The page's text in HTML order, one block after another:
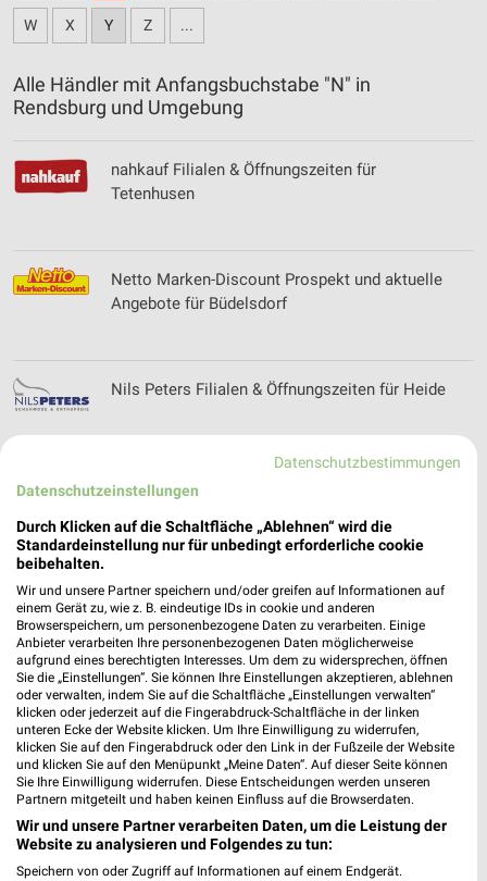
W X Y Z ...
Alle Händler mit Anfangsbuchstabe "N" in
Rendsburg und Umgebung
nahkauf Filialen & Öffnungszeiten für
Tetenhusen
Netto Marken-Discount Prospekt und aktuelle
Angebote für Büdelsdorf
Nils Peters Filialen & Öffnungszeiten für Heide
NKD Online Prospekt für Schleswig
Nordsee Prospekte & Aktionen für Kiel
NORTEX Online Prospekt für Neumünster
Datenschutzbestimmungen
Datenschutzeinstellungen
Durch Klicken auf die Schaltfläche „Ablehnen“ wird die
Standardeinstellung nur für unbedingt erforderliche cookie
beibehalten.
Wir und unsere Partner speichern und/oder greifen auf Informationen auf
einem Gerät zu, wie z. B. eindeutige IDs in cookie und anderen
Browserspeichern, um personenbezogene Daten zu verarbeiten. Einige
Anbieter verarbeiten Ihre personenbezogenen Daten möglicherweise
aufgrund eines berechtigten Interesses. Um dem zu widersprechen, öffnen
Sie die „Einstellungen“. Sie können Ihre Einstellungen akzeptieren, ablehnen
oder verwalten, indem Sie auf die Schaltfläche „Einstellungen verwalten“
klicken oder jederzeit auf die Fingerabdruck-Schaltfläche in der linken
unteren Ecke der Website klicken. Um Ihre Einwilligung zu widerrufen,
klicken Sie auf den Fingerabdruck oder den Link in der Fußzeile der Website
und klicken Sie auf den Menüpunkt „Meine Daten“. Auf dieser Seite können
Sie Ihre Einwilligung widerrufen. Diese Entscheidungen werden unseren
Partnern mitgeteilt und haben keinen Einfluss auf die Browserdaten.
Wir und unsere Partner verarbeiten Daten, um die Leistung der
Website zu analysieren und Folgendes zu tun:
Speichern von oder Zugriff auf Informationen auf einem Endgerät.